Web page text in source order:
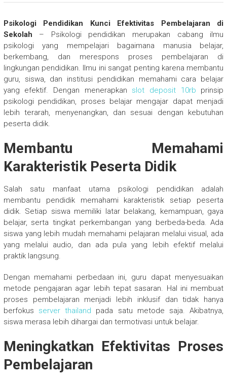
Psikologi Pendidikan Kunci Efektivitas Pembelajaran di
Sekolah – Psikologi pendidikan merupakan cabang ilmu
psikologi yang mempelajari bagaimana manusia belajar,
berkembang, dan merespons proses pembelajaran di
lingkungan pendidikan. Ilmu ini sangat penting karena membantu
guru, siswa, dan institusi pendidikan memahami cara belajar
yang efektif. Dengan menerapkan slot deposit 10rb prinsip
psikologi pendidikan, proses belajar mengajar dapat menjadi
lebih terarah, menyenangkan, dan sesuai dengan kebutuhan
peserta didik.
Membantu Memahami
Karakteristik Peserta Didik
Salah satu manfaat utama psikologi pendidikan adalah
membantu pendidik memahami karakteristik setiap peserta
didik. Setiap siswa memiliki latar belakang, kemampuan, gaya
belajar, serta tingkat perkembangan yang berbeda-beda. Ada
siswa yang lebih mudah memahami pelajaran melalui visual, ada
yang melalui audio, dan ada pula yang lebih efektif melalui
praktik langsung.
Dengan memahami perbedaan ini, guru dapat menyesuaikan
metode pengajaran agar lebih tepat sasaran. Hal ini membuat
proses pembelajaran menjadi lebih inklusif dan tidak hanya
berfokus server thailand pada satu metode saja. Akibatnya,
siswa merasa lebih dihargai dan termotivasi untuk belajar.
Meningkatkan Efektivitas Proses
Pembelajaran